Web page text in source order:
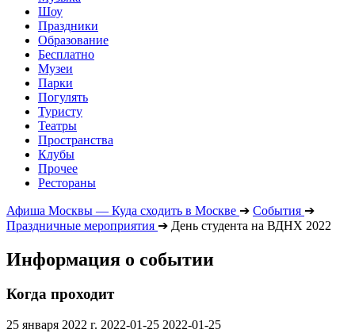
Шоу
Праздники
Образование
Бесплатно
Музеи
Парки
Погулять
Туристу
Театры
Пространства
Клубы
Прочее
Рестораны
Афиша Москвы — Куда сходить в Москве ➔ События ➔
Праздничные мероприятия ➔ День студента на ВДНХ 2022
Информация о событии
Когда проходит
25 января 2022 г. 2022-01-25 2022-01-25